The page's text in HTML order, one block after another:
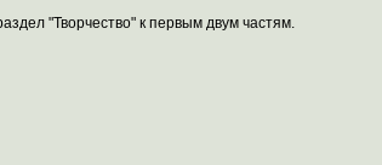
"Творчество" к первым двум частям.